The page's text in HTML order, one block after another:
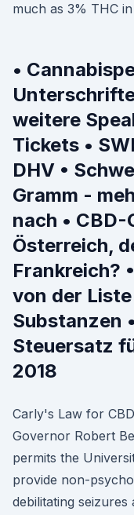
much as 3% THC
•
weitere
Tickets •
DHV •
Gramm -
nach •
Österreich,
Frankreich?
von der
Substanzen
Steuersatz
2018
Carly's Law for
Governor Robert
permits the
provide non-
debilitating seizures